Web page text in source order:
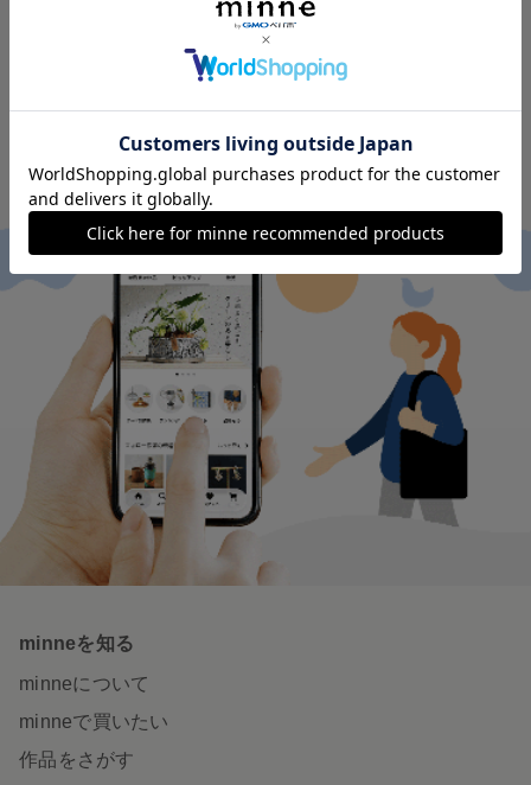
minneのアプリを無料ダウンロード
App Store からダウンロード
minneを知る
minneについて
minneで買いたい
作品をさがす